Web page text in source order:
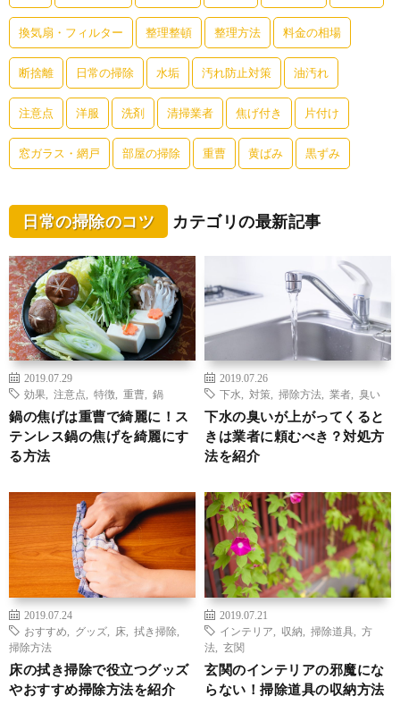
換気扇・フィルター 整理整頓 整理方法 料金の相場
断捨離 日常の掃除 水垢 汚れ防止対策 油汚れ
注意点 洋服 洗剤 清掃業者 焦げ付き 片付け
窓ガラス・網戸 部屋の掃除 重曹 黄ばみ 黒ずみ
日常の掃除のコツ カテゴリの最新記事
2019.07.29
効果
注意点 特徴 重曹 鍋
鍋の焦げは重曹で綺麗に！ス
テンレス鍋の焦げを綺麗にす
る方法
2019.07.26
下水
対策 掃除方法 業者 臭い
下水の臭いが上がってくると
きは業者に頼むべき？対処方
法を紹介
2019.07.24
おすすめ
グッズ 床 拭き掃除
掃除方法
床の拭き掃除で役立つグッズ
やおすすめ掃除方法を紹介
2019.07.21
インテリア
収納 掃除道具
方
法
玄関
玄関のインテリアの邪魔にな
らない！掃除道具の収納方法